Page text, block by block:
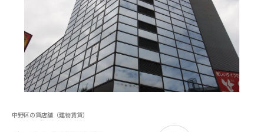
中野区の貸店舗（建物賃貸）